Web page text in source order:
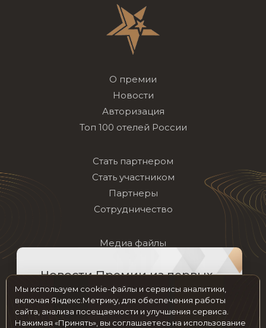
О премии
Новости
Авторизация
Топ 100 отелей России
Стать партнером
Стать участником
Партнеры
Сотрудничество
Медиа файлы
Частые вопросы
Контакты
Мы в социальных сетях
Новости Премии из первых
рук на нашем канале!
Мы используем cookie-файлы и сервисы аналитики,
включая Яндекс.Метрику, для обеспечения работы
сайта, анализа посещаемости и улучшения сервиса.
Нажимая «Принять», вы соглашаетесь на использование